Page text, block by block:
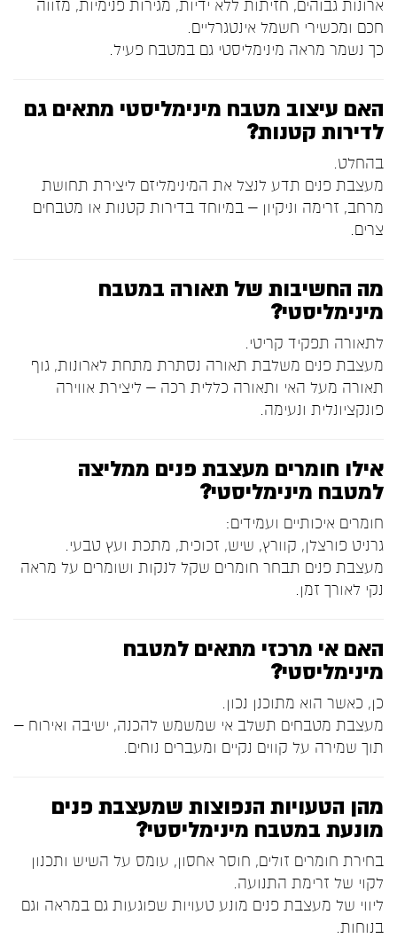
ארונות גבוהים, חזיתות ללא ידיות, מגירות פנימיות, מזווה
חכם ומכשירי חשמל אינטגרליים.
כך נשמר מראה מינימליסטי גם במטבח פעיל.
האם עיצוב מטבח מינימליסטי מתאים גם
לדירות קטנות?
בהחלט.
מעצבת פנים תדע לנצל את המינימליזם ליצירת תחושת
מרחב, זרימה וניקיון – במיוחד בדירות קטנות או מטבחים
צרים.
מה החשיבות של תאורה במטבח
מינימליסטי?
לתאורה תפקיד קריטי.
מעצבת פנים משלבת תאורה נסתרת מתחת לארונות, גוף
תאורה מעל האי ותאורה כללית רכה – ליצירת אווירה
פונקציונלית ונעימה.
אילו חומרים מעצבת פנים ממליצה
למטבח מינימליסטי?
חומרים איכותיים ועמידים:
גרניט פורצלן, קוורץ, שיש, זכוכית, מתכת ועץ טבעי.
מעצבת פנים תבחר חומרים שקל לנקות ושומרים על מראה
נקי לאורך זמן.
האם אי מרכזי מתאים למטבח
מינימליסטי?
כן, כאשר הוא מתוכנן נכון.
מעצבת מטבחים תשלב אי שמשמש להכנה, ישיבה ואירוח –
תוך שמירה על קווים נקיים ומעברים נוחים.
מהן הטעויות הנפוצות שמעצבת פנים
מונעת במטבח מינימליסטי?
בחירת חומרים זולים, חוסר אחסון, עומס על השיש ותכנון
לקוי של זרימת התנועה.
ליווי של מעצבת פנים מונע טעויות שפוגעות גם במראה וגם
בנוחות.